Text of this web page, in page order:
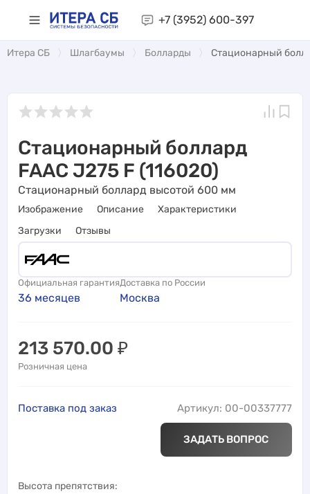
+7 (3952) 600-397
Итера СБ Шлагбаумы Болларды Стационарный
Стационарный боллард
FAAC J275 F (116020)
Стационарный боллард высотой 600 мм
Изображение Описание
Характеристики
Загрузки
Отзывы
Официальная гарантия
36 месяцев
Доставка по России
Москва
213 570.00 ₽
Розничная цена
Поставка под заказ Артикул: 00-00337777
ЗАДАТЬ ВОПРОС
Высота препятствия